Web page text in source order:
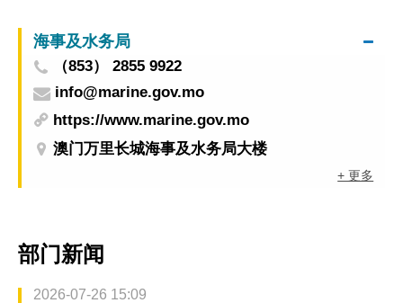
海事及水务局
（853） 2855 9922
info@marine.gov.mo
https://www.marine.gov.mo
澳门万里长城海事及水务局大楼
+ 更多
部门新闻
2026-07-26 15:09